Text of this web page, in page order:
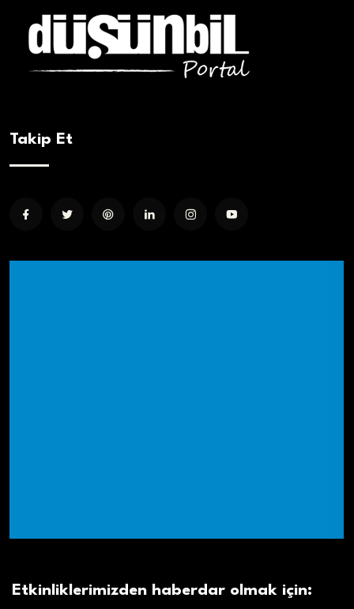
Takip Et
Etkinliklerimizden haberdar olmak için: